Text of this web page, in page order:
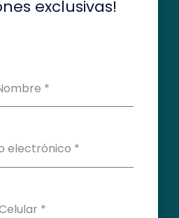
exclusivas!
*
electrónico *
*